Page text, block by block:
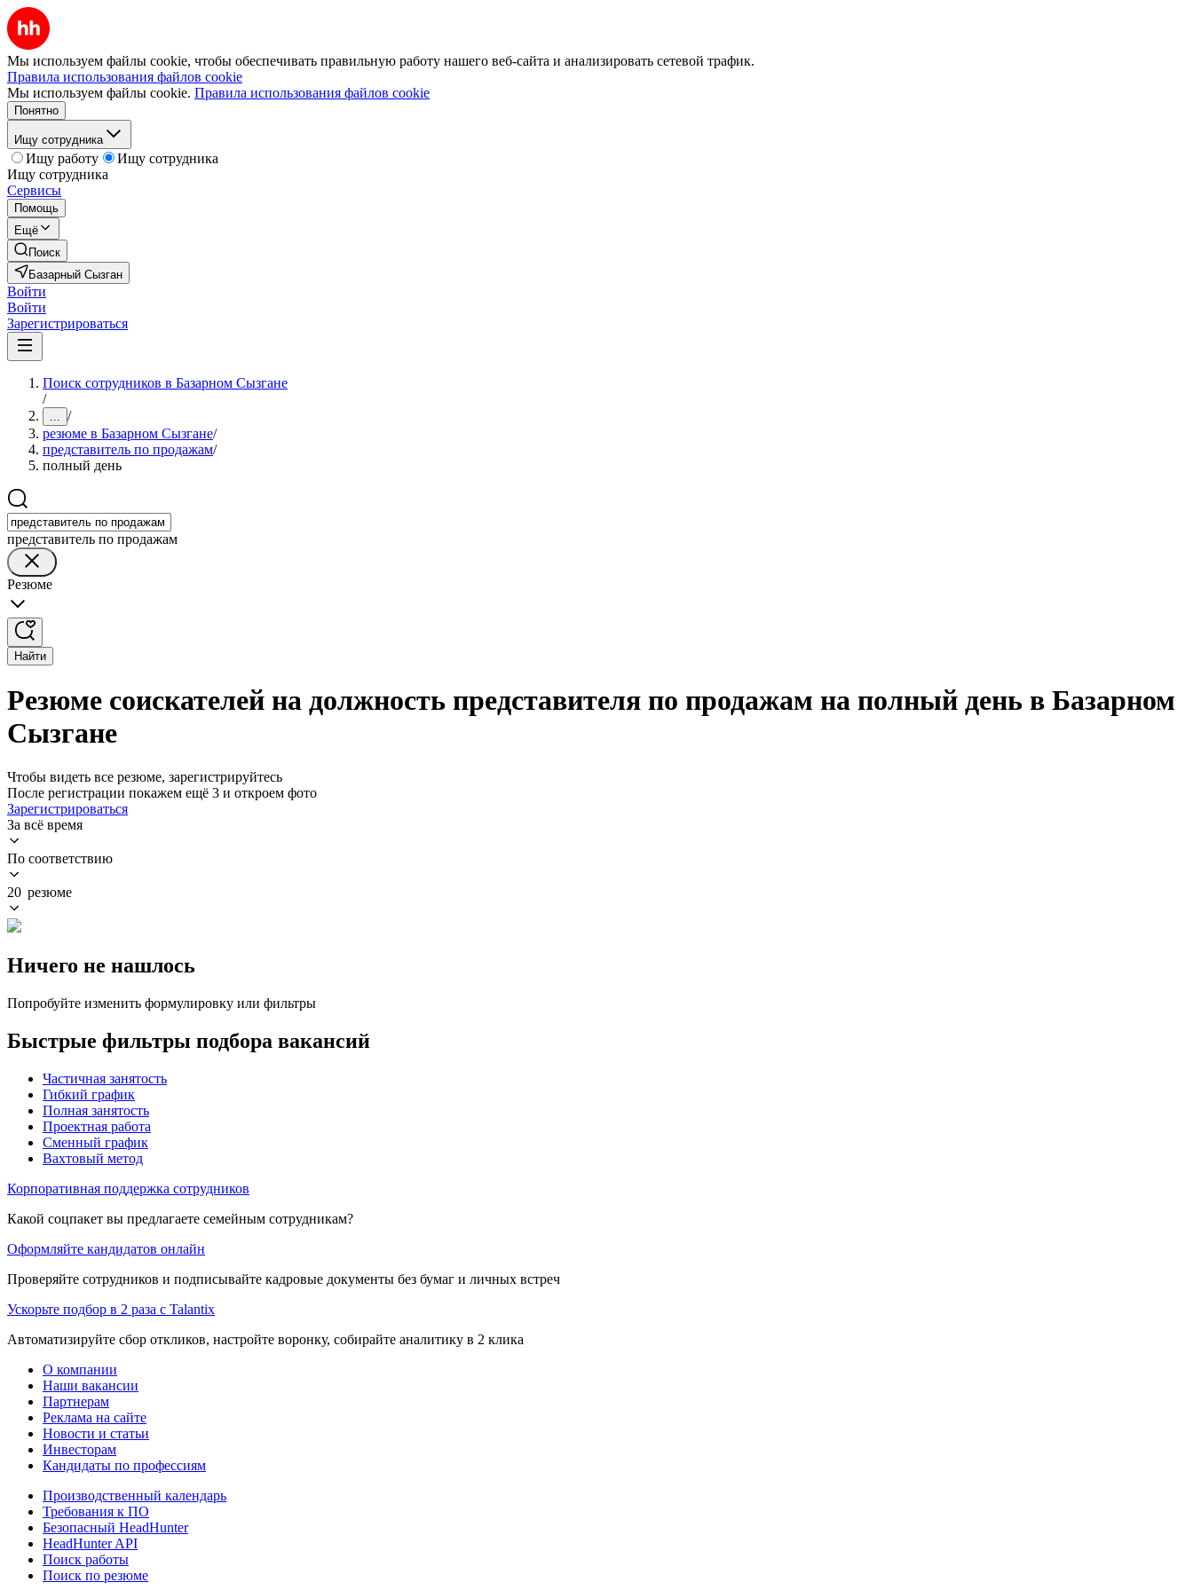
Мы используем файлы cookie, чтобы обеспечивать правильную работу нашего веб-сайта и анализировать сетевой трафик.
Правила использования файлов cookie
Мы используем файлы cookie. Правила использования файлов cookie
Понятно
Ищу сотрудника
Ищу работу
Ищу сотрудника
Ищу сотрудника
Сервисы
Помощь
Ещё
Поиск
Базарный Сызган
Войти
Войти
Зарегистрироваться
Поиск сотрудников в Базарном Сызгане
/
... /
резюме в Базарном Сызгане/
представитель по продажам/
полный день
представитель по продажам
Резюме
Найти
Резюме соискателей на должность представителя по продажам на полный день в Базарном
Сызгане
Чтобы видеть все резюме, зарегистрируйтесь
После регистрации покажем ещё 3 и откроем фото
Зарегистрироваться
За всё время
По соответствию
20 резюме
Ничего не нашлось
Попробуйте изменить формулировку или фильтры
Быстрые фильтры подбора вакансий
Частичная занятость
Гибкий график
Полная занятость
Проектная работа
Сменный график
Вахтовый метод
Корпоративная поддержка сотрудников
Какой соцпакет вы предлагаете семейным сотрудникам?
Оформляйте кандидатов онлайн
Проверяйте сотрудников и подписывайте кадровые документы без бумаг и личных встреч
Ускорьте подбор в 2 раза с Talantix
Автоматизируйте сбор откликов, настройте воронку, собирайте аналитику в 2 клика
О компании
Наши вакансии
Партнерам
Реклама на сайте
Новости и статьи
Инвесторам
Кандидаты по профессиям
Производственный календарь
Требования к ПО
Безопасный HeadHunter
HeadHunter API
Поиск работы
Поиск по резюме